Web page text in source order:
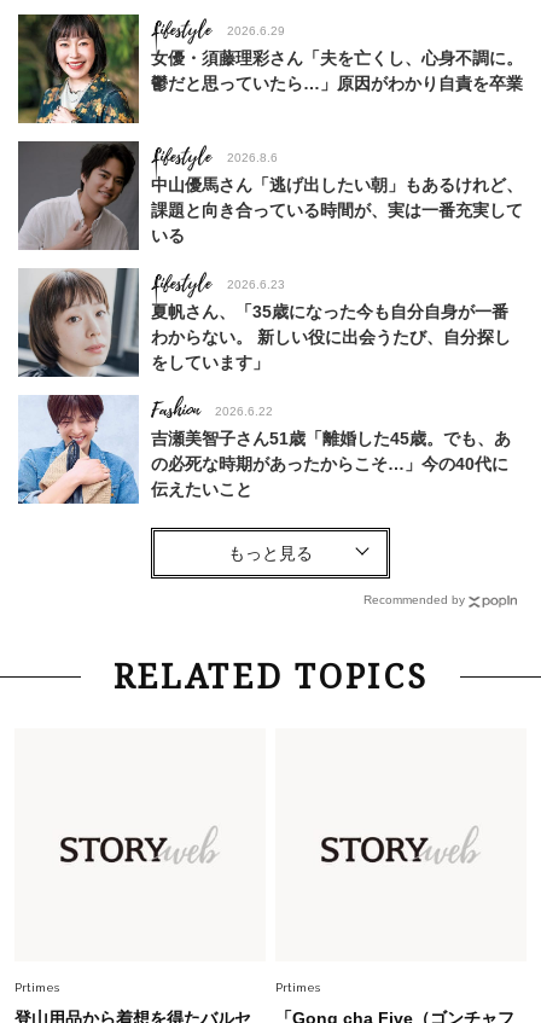
Lifestyle 2026.6.29
女優・須藤理彩さん「夫を亡くし、心身不調に。
鬱だと思っていたら…」原因がわかり自責を卒業
Lifestyle 2026.8.6
中山優馬さん「逃げ出したい朝」もあるけれど、
課題と向き合っている時間が、実は一番充実して
いる
Lifestyle 2026.6.23
夏帆さん、「35歳になった今も自分自身が一番
わからない。 新しい役に出会うたび、自分探し
をしています」
Fashion 2026.6.22
吉瀬美智子さん51歳「離婚した45歳。でも、あ
の必死な時期があったからこそ…」今の40代に
伝えたいこと
Fashion
【40代コンサバ派】白Tシャツは「パール×ゴー
Lifestyle 2026.7.29
「お若いですね」は褒め言葉？“若い＝美しい”と
慣！「金運アップ→トイレ、じゃあ底上げ運
は？」
Recommended by
RELATED TOPICS
Prtimes
登山用品から着想を得たバルセ
Prtimes
「Gong cha Five（ゴンチャフ